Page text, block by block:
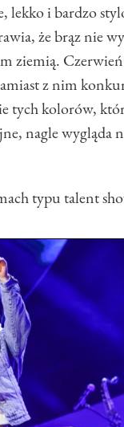
lekko i bardzo
że brąz nie
ziemią.
z nim
tych kolorów,
nagle wygląda
typu talent